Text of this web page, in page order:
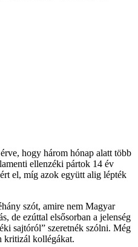
hogy három hónap alatt több
ellenzéki pártok 14 év
el, míg azok együtt alig lépték
szót, amire nem Magyar
de ezúttal elsősorban a jelenség
sajtóról” szeretnék szólni. Még
kritizál kollégákat.